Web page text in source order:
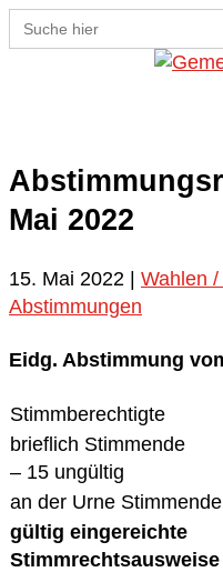
Search
for:
Mai 2022
15. Mai 2022 | Wahlen
Abstimmungen
Eidg. Abstimmung
Stimmberechtigte
brieflich Stimmende
– 15 ungültig
an der Urne Stimmende
gültig eingereichte
Stimmrechtsausweise